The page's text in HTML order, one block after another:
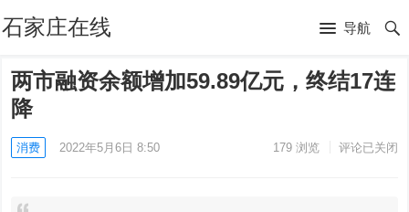
石家庄在线 导航
两市融资余额增加59.89亿元，终结17连
降
消费 2022年5月6日 8:50 179浏览 评论已关闭